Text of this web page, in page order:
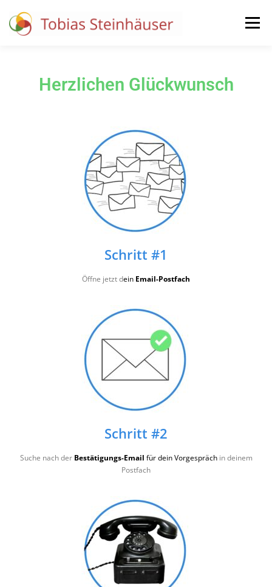
Menü
Herzlichen Glückwunsch
Schritt #1
Öffne jetzt dein Email-Postfach
Schritt #2
Suche nach der Bestätigungs-Email für dein Vorgesprächin deinem
Postfach